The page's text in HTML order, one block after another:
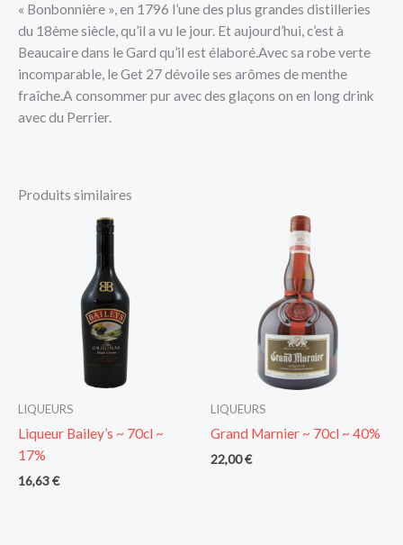
« Bonbonnière », en 1796 l’une des plus grandes distilleries
du 18ème siècle, qu’il a vu le jour. Et aujourd’hui, c’est à
Beaucaire dans le Gard qu’il est élaboré.Avec sa robe verte
incomparable, le Get 27 dévoile ses arômes de menthe
fraîche.A consommer pur avec des glaçons on en long drink
avec du Perrier.
Produits similaires
LIQUEURS
Liqueur Bailey’s ~ 70cl ~
17%
16,63€
LIQUEURS
Grand Marnier ~ 70cl ~ 40%
22,00€